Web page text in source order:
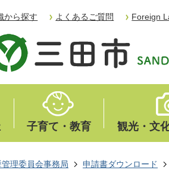
から探す よくあるご質問 Foreign
子育て・教育 観光・文
理委員会事務局 申請書ダウンロード